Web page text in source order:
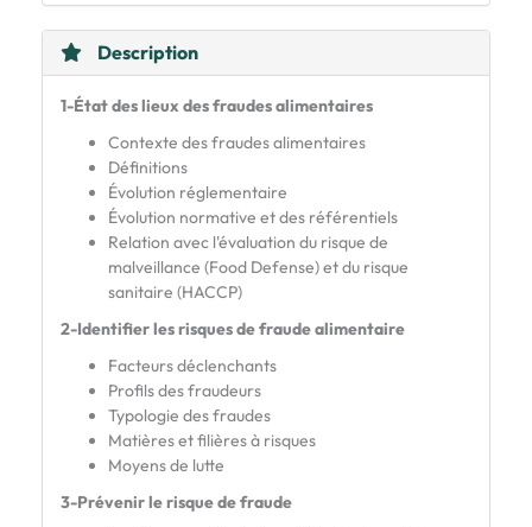
Description
1-Étatdes lieux des fraudes alimentaires
Contexte des fraudes alimentaires
Définitions
Évolution réglementaire
Évolution normative et des référentiels
Relation avec l'évaluation du risque de
malveillance (Food Defense) et du risque
sanitaire (HACCP)
2-Identifierles risques de fraude alimentaire
Facteurs déclenchants
Profils des fraudeurs
Typologie des fraudes
Matières et filières à risques
Moyens de lutte
3-Prévenirle risque defraude